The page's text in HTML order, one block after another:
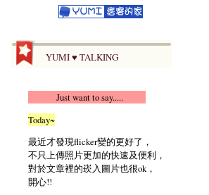
YUMI ♥ TALKING
Just want to say.....
Today~
最近才發現flicker變的更好了，
不只上傳照片更加的快速及便利，
對於文章裡的崁入圖片也很ok，
開心!!